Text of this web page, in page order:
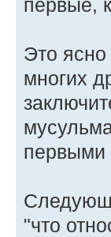
первые,
Это
многих
первыми
"что